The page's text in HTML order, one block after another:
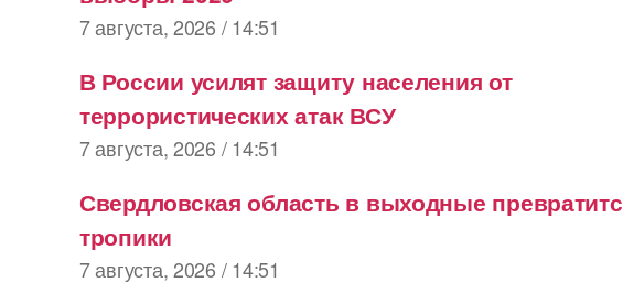
7 августа, 2026 / 14:51
В России усилят защиту населения от
террористических атак ВСУ
7 августа, 2026 / 14:51
Свердловская область в выходные
тропики
7 августа, 2026 / 14:51